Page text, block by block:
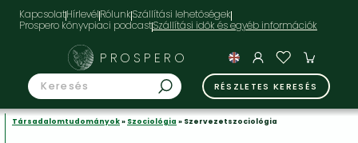
KapcsolatHírlevélRólunkSzállítási lehetőségek
Prospero könyvpiaci podcast
PROSPERO
RÉSZLETES KERESÉS
Társadalomtudományok» Szociológia » Szervezetszociológia